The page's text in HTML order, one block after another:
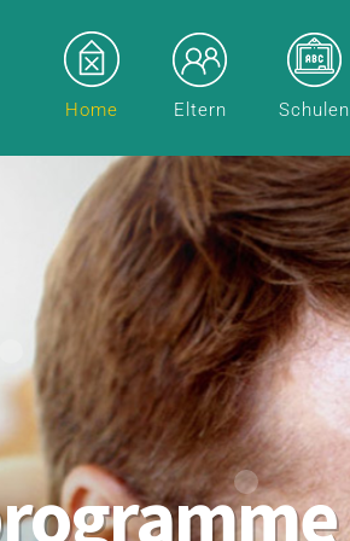
Home Eltern Schulen